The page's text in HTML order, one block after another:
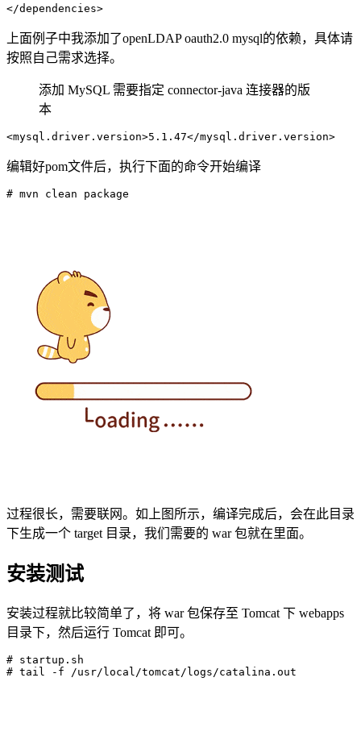
上面例子中我添加了openLDAP oauth2.0 mysql的依赖，具体请
按照自己需求选择。
添加 MySQL 需要指定 connector-java 连接器的版
本
<mysql.driver.version>5.1.47</mysql.driver.version>
编辑好pom文件后，执行下面的命令开始编译
# mvn clean package
过程很长，需要联网。如上图所示，编译完成后，会在此目录
下生成一个 target 目录，我们需要的 war 包就在里面。
安装测试
安装过程就比较简单了，将 war 包保存至 Tomcat 下 webapps
目录下，然后运行 Tomcat 即可。
# startup.sh
# tail -f /usr/local/tomcat/logs/catalina.out